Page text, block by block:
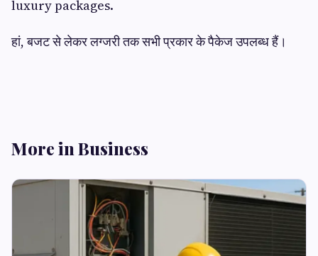
luxury packages.
हां, बजट से लेकर लग्जरी तक सभी प्रकार के पैकेज उपलब्ध हैं।
More in Business